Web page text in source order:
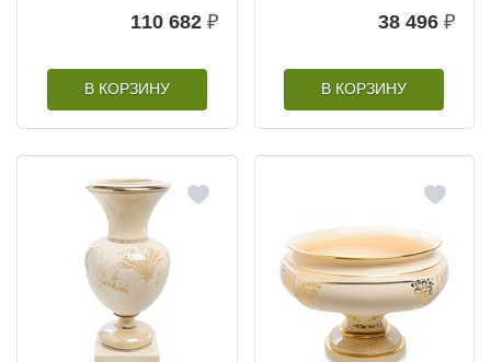
110 682 ₽
В КОРЗИНУ
38 496 ₽
В КОРЗИНУ